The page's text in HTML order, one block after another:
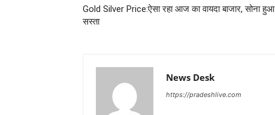
Gold Silver Price:ऐसा रहा आज का वायदा बाजार, सोना हुआ
सस्ता
News Desk
https://pradeshlive.com